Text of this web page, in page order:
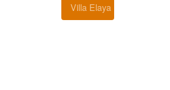
Villa Elaya